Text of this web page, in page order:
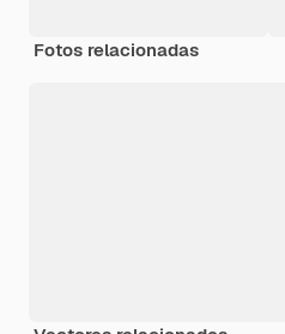
Fotos relacionadas